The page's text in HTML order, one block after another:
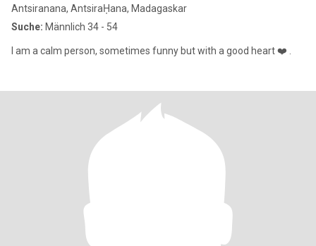
Antsiranana, AntsiraḤana, Madagaskar
Suche: Männlich 34 - 54
I am a calm person, sometimes funny but with a good heart ❤️ .